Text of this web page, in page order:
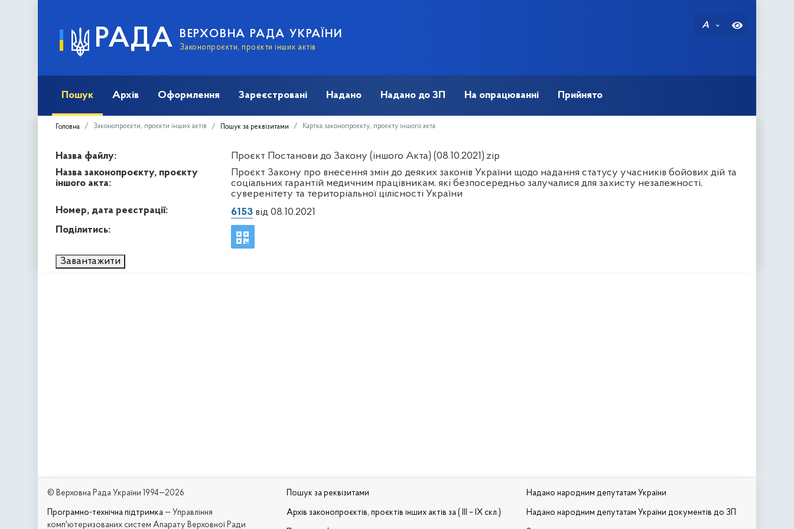
РАДА ВЕРХОВНА РАДА УКРАЇНИ
Законопроєкти, проєкти інших актів
A
Пошук Архів Оформлення Зареєстровані Надано Надано до ЗП На опрацюванні Прийнято
Головна Законопроєкти, проєкти інших актів Пошук за реквізитами Картка законопроєкту, проєкту іншого акта
Назва файлу:
Проєкт Постанови до Закону (іншого Акта) (08.10.2021).zip
Назва законопроєкту, проєкту
іншого акта:
Проєкт Закону про внесення змін до деяких законів України щодо надання статусу учасників бойових дій та
соціальних гарантій медичним працівникам, які безпосередньо залучалися для захисту незалежності,
суверенітету та територіальної цілісності України
Номер, дата реєстрації:
6153від 08.10.2021
Поділитись:
Завантажити
© Верховна Рада України 1994—2026
Програмно-технічна підтримка — Управління
комп'ютеризованих систем Апарату Верховної Ради
Пошук за реквізитами
Архів законопроєктів, проєктів інших актів за ( III – IX скл.)
Надано народним депутатам України
Надано народним депутатам України документів до ЗП